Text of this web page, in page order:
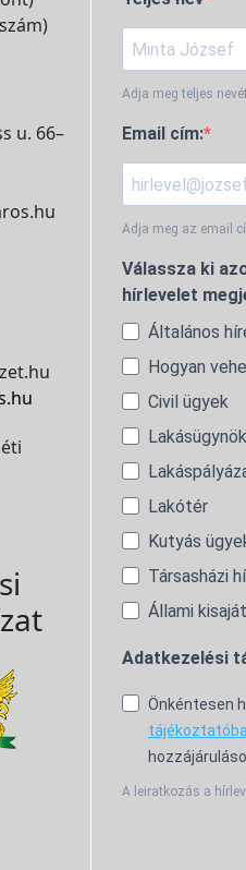
u. 66–
Adja meg teljes
Email cím:
Adja meg az email
Válassza ki
hírlevelet
Általános
Hogyan
Civil ügyek
Lakótér
Kutyás
Társasházi
Állami
Adatkezelési
Önkéntesen
A leiratkozás a